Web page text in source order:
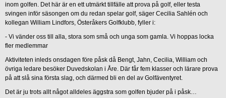
inom golfen. Det här är en ett utmärkt tillfälle att prova på golf, eller testa
svingen inför säsongen om du redan spelar golf, säger Cecilia Sahlén och
kollegan William Lindfors, Österåkers Golfklubb, fyller i:
- Vi vänder oss till alla, stora som små och unga som gamla. Vi hoppas locka
fler medlemmar
Aktiviteten inleds onsdagen före påsk då Bengt, Jahn, Cecilia, William och
övriga ledare besöker Duvedskolan i Åre. Där får fem klasser och lärare prova
på att slå sina första slag, och därmed bli en del av Golfäventyret.
Det är ju trots allt något alldeles äggstra som golfen bjuder på i påsk…